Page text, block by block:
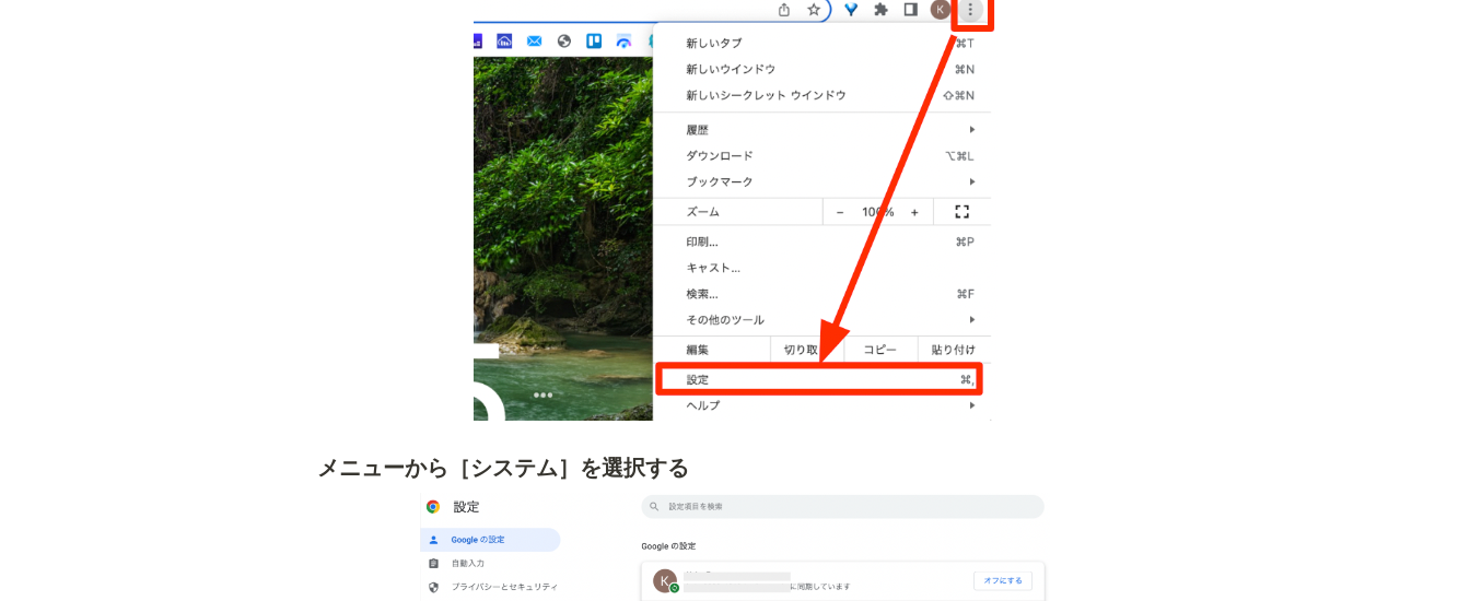
メニューから［システム］を選択する